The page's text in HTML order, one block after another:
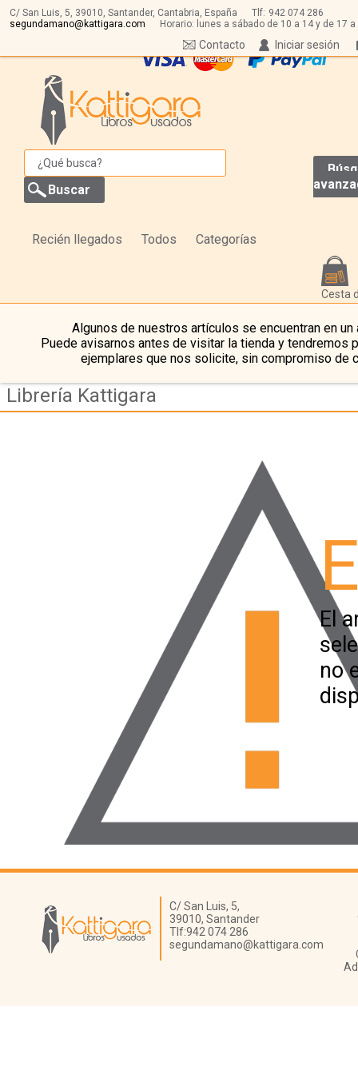
C/ San Luis, 5, 39010, Santander, Cantabria, España Tlf: 942 074 286
segundamano@kattigara.com
Horario: lunes a sábado de 10 a 14 y de 17 a
Iniciar sesión
Contacto
Recién llegados Todos Categorías
Cesta
Algunos de nuestros artículos se encuentran en un
Puede avisarnos antes de visitar la tienda y tendremos
ejemplares que nos solicite, sin compromiso de
Librería Kattigara
El
no
Librería Kattigara
C/ San Luis, 5,
39010, Santander
Tlf:942 074 286
segundamano@kattigara.com